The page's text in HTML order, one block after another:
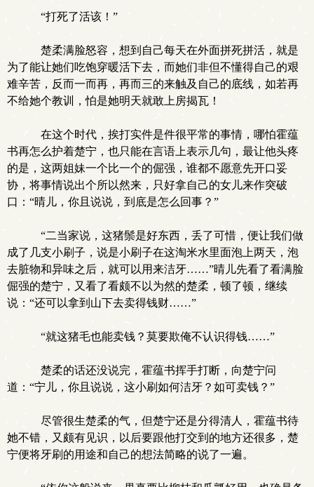
“打死了活该！”
楚柔满脸怒容，想到自己每天在外面拼死拼活，就是
为了能让她们吃饱穿暖活下去，而她们非但不懂得自己的艰
难辛苦，反而一而再，再而三的来触及自己的底线，如若再
不给她个教训，怕是她明天就敢上房揭瓦！
在这个时代，挨打实件是件很平常的事情，哪怕霍蕴
书再怎么护着楚宁，也只能在言语上表示几句，最让他头疼
的是，这两姐妹一个比一个的倔强，谁都不愿意先开口妥
协，将事情说出个所以然来，只好拿自己的女儿来作突破
口：“晴儿，你且说说，到底是怎么回事？”
“二当家说，这猪鬃是好东西，丢了可惜，便让我们做
成了几支小刷子，说是小刷子在这淘米水里面泡上两天，泡
去脏物和异味之后，就可以用来洁牙……”晴儿先看了看满脸
倔强的楚宁，又看了看颇不以为然的楚柔，顿了顿，继续
说：“还可以拿到山下去卖得钱财……”
“就这猪毛也能卖钱？莫要欺俺不认识得钱……”
楚柔的话还没说完，霍蕴书挥手打断，向楚宁问
道：“宁儿，你且说说，这小刷如何洁牙？如可卖钱？”
尽管很生楚柔的气，但楚宁还是分得清人，霍蕴书待
她不错，又颇有见识，以后要跟他打交到的地方还很多，楚
宁便将牙刷的用途和自己的想法简略的说了一遍。